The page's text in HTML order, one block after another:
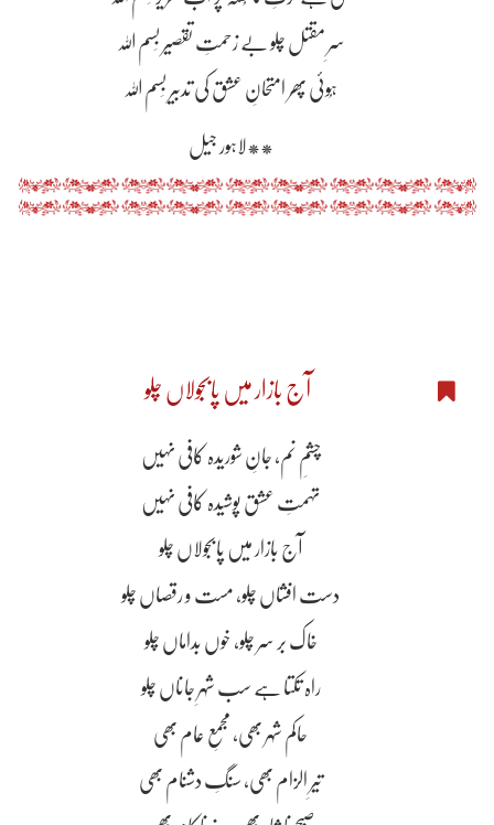
سرِ مقتل چلو بے زحمتِ تقصیر بِسم اللہ
ہُوئی پھر امتحانِ عشق کی تدبیر بِسم اللہ
**لاہور جیل
آج بازار میں پابجولاں چلو
چشمِ نم، جانِ شوریدہ کافی نہیں
تہمتِ عشق پوشیدہ کافی نہیں
آج بازار میں پابجولاں چلو
دست افشاں چلو، مست و رقصاں چلو
خاک بر سر چلو، خوں بداماں چلو
راہ تکتا ہے سب شہرِ جاناں چلو
حاکم شہر بھی، مجمعِ عام بھی
تیرِ الزام بھی، سنگِ دشنام بھی